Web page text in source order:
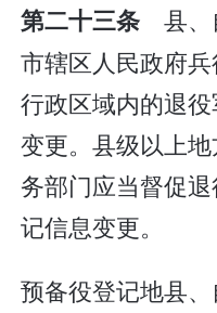
第二十三条 县、
市辖区人民政府
行政区域内的退
变更。县级以上
务部门应当督促
记信息变更。
预备役登记地县、